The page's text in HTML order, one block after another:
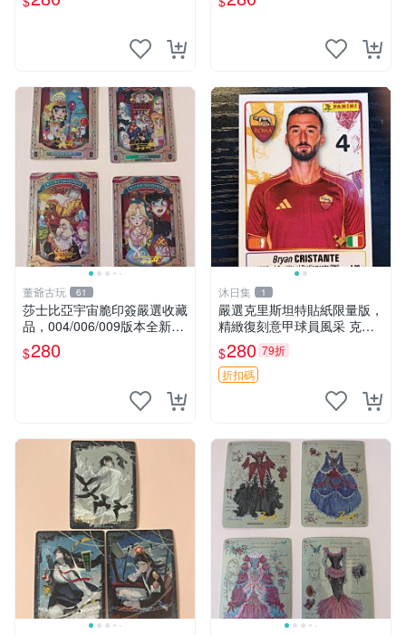
本
畫新知 翻譯書籍
董爺古玩 61
莎士比亞宇宙脆印簽嚴選收藏
品，004/006/009版本全新上
架 宇宙脆印簽 004 版 楊樹紙
質 薩士比亞特藏 莎士比亞宇
$280
沐日集 1
嚴選克里斯坦特貼紙限量版，
精緻復刻意甲球員風采 克里
斯坦特 粘土貼紙 冊裝 2023
意大利足球明星
$280 79折
折扣碼